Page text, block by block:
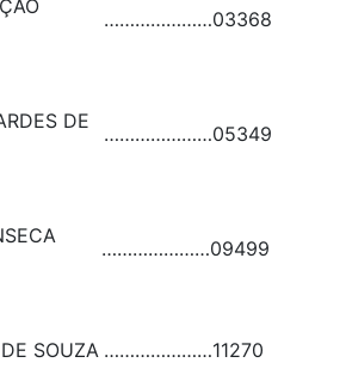
…………………03368
DE
…………………05349
…………………09499
SOUZA …………………11270